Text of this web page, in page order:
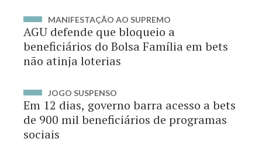
MANIFESTAÇÃO AO SUPREMO
AGU defende que bloqueio a
beneficiários do Bolsa Família em bets
não atinja loterias
JOGO SUSPENSO
Em 12 dias, governo barra acesso a bets
de 900 mil beneficiários de programas
sociais